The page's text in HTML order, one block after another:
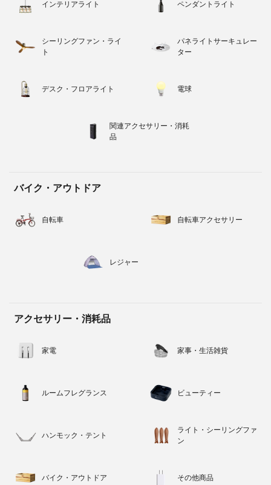
インテリアライト ペンダントライト
シーリングファン・ライ
ト
パネライトサーキュレー
ター
デスク・フロアライト 電球
関連アクセサリー・消耗
品
バイク・アウトドア
自転車 自転車アクセサリー
レジャー
アクセサリー・消耗品
家電 家事・生活雑貨
ルームフレグランス ビューティー
ハンモック・テント
ライト・シーリングファ
ン
バイク・アウトドア その他商品